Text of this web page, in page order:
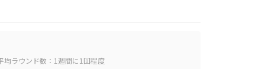
均ラウンド数：1週間に1回程度